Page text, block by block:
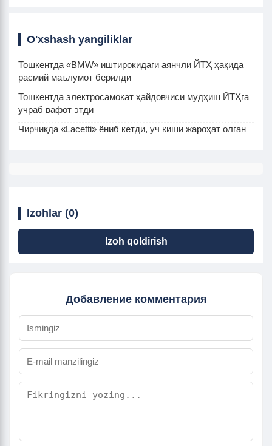
O'xshash yangiliklar
Тошкентда «BMW» иштирокидаги аянчли ЙТҲ ҳақида
расмий маълумот берилди
Тошкентда электросамокат ҳайдовчиси мудҳиш ЙТҲга
учраб вафот этди
Чирчиқда «Lacetti» ёниб кетди, уч киши жароҳат олган
Izohlar (0)
Izoh qoldirish
Добавление комментария